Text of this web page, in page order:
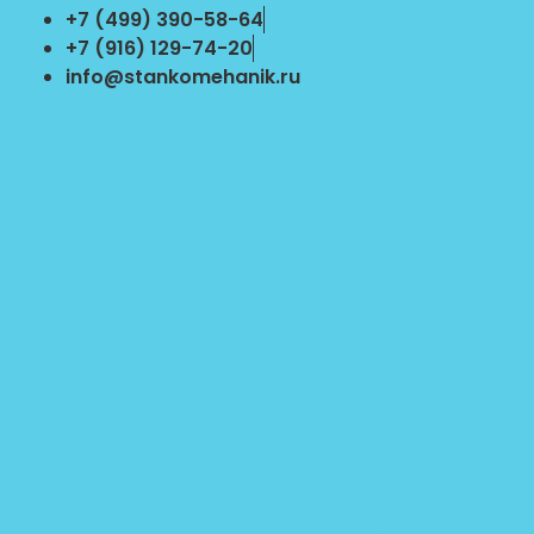
Перейти
содержимому
+7 (499) 390-58-64
+7 (916) 129-74-20
info@stankomehanik.ru